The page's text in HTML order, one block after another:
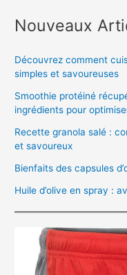
Nouveaux
Découvrez comment
simples et savoureuses
Smoothie protéiné
ingrédients pour
Recette granola salé :
et savoureux
Bienfaits des capsules
Huile d’olive en spray :